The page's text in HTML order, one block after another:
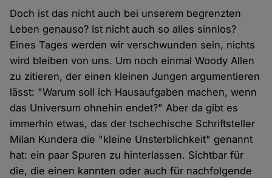
Doch ist das nicht auch bei unserem begrenzten
Leben genauso? Ist nicht auch so alles sinnlos?
Eines Tages werden wir verschwunden sein, nichts
wird bleiben von uns. Um noch einmal Woody Allen
zu zitieren, der einen kleinen Jungen argumentieren
lässt: "Warum soll ich Hausaufgaben machen, wenn
das Universum ohnehin endet?" Aber da gibt es
immerhin etwas, das der tschechische Schriftsteller
Milan Kundera die "kleine Unsterblichkeit" genannt
hat: ein paar Spuren zu hinterlassen. Sichtbar für
die, die einen kannten oder auch für nachfolgende